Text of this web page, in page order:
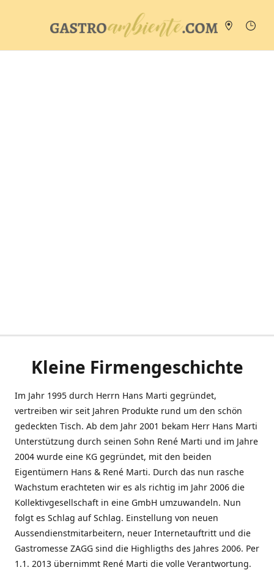
Kleine Firmengeschichte
Im Jahr 1995 durch Herrn Hans Marti gegründet,
vertreiben wir seit Jahren Produkte rund um den schön
gedeckten Tisch. Ab dem Jahr 2001 bekam Herr Hans Marti
Unterstützung durch seinen Sohn René Marti und im Jahre
2004 wurde eine KG gegründet, mit den beiden
Eigentümern Hans & René Marti. Durch das nun rasche
Wachstum erachteten wir es als richtig im Jahr 2006 die
Kollektivgesellschaft in eine GmbH umzuwandeln. Nun
folgt es Schlag auf Schlag. Einstellung von neuen
Aussendienstmitarbeitern, neuer Internetauftritt und die
Gastromesse ZAGG sind die Highligths des Jahres 2006. Per
1.1. 2013 übernimmt René Marti die volle Verantwortung.